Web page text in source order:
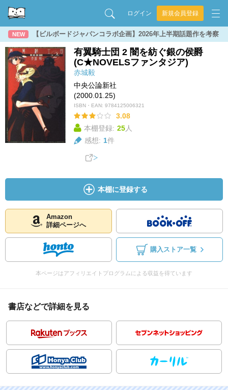
ログイン 新規会員登録
NEW 【ビルボードジャパンコラボ企画】2026年上半期話題作を考察
有翼騎士団 2 闇を紡ぐ銀の侯爵
(C★NOVELSファンタジア)
赤城毅
中央公論新社
(2000.01.25)
ISBN・EAN: 9784125006321
3.08
本棚登録: 25人
感想: 1件
本棚に登録する
Amazon
詳細ページへ
購入ストア一覧
本ページはアフィリエイトプログラムによる収益を得ています
書店などで詳細を見る